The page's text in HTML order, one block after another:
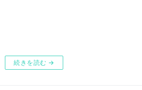
続きを読む →